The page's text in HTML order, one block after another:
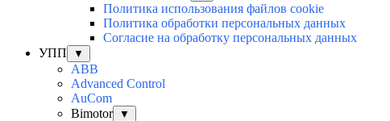
Политика использования файлов cookie
Политика обработки персональных данных
Согласие на обработку персональных данных
УПП
▼
ABB
Advanced Control
AuСom
Bimotor
▼